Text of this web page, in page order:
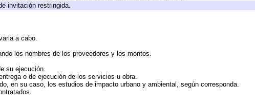
invitación restringida.
a cabo.
los nombres de los proveedores y los montos.
su ejecución.
o de ejecución de los servicios u obra.
en su caso, los estudios de impacto urbano y ambiental, según corresponda.